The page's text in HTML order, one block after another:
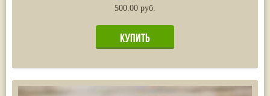
500.00 руб.